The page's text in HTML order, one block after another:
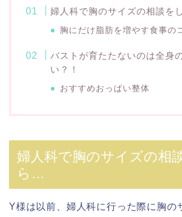
婦人科で胸のサイズの相談を
胸にだけ脂肪を増やす食事の
バストが育たたないのは全身
い？！
おすすめおっぱい整体
婦人科で胸のサイズの相
ら…
Y様は以前、婦人科に行った際に胸の